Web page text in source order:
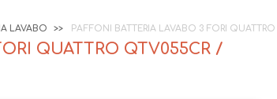
LAVABO PAFFONI BATTERIA LAVABO 3 FORI
QUATTRO QTV055CR /